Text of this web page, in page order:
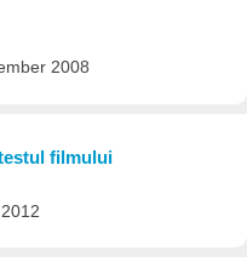
2008
filmului